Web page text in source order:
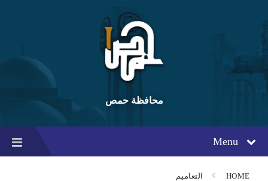
content
main
navigation
footer
محافظة حمص
Menu
HOME التعاميم